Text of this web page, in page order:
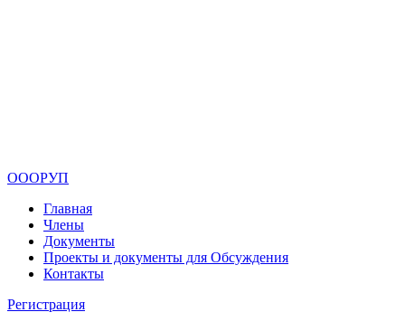
ОООРУП
Главная
Члены
Документы
Проекты и документы для Обсуждения
Контакты
Регистрация